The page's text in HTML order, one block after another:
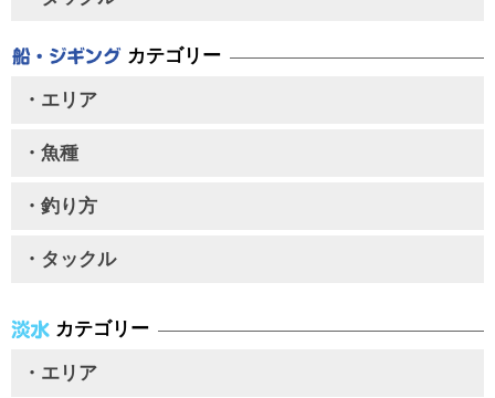
カテゴリー
・エリア
・魚種
・釣り方
・タックル
カテゴリー
・エリア